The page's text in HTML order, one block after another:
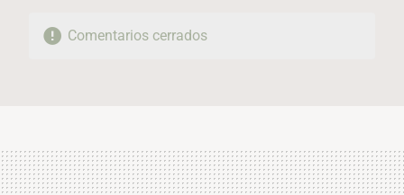
Comentarios cerrados